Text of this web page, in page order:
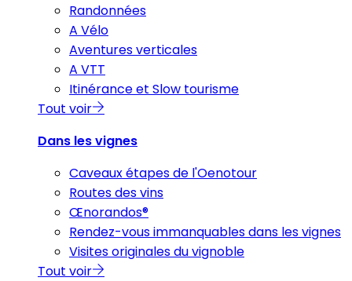
Randonnées
A Vélo
Aventures verticales
A VTT
Itinérance et Slow tourisme
Tout voir
Dans les vignes
Caveaux étapes de l'Oenotour
Routes des vins
Œnorandos®
Rendez-vous immanquables dans les vignes
Visites originales du vignoble
Tout voir